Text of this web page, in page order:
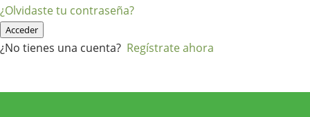
¿Olvidaste tu contraseña?
Acceder
¿No tienes una cuenta? Regístrate ahora